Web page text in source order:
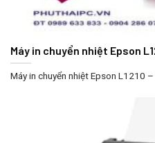
Máy in chuyển nhiệt Epson
Máy in chuyển nhiệt Epson L1210 –